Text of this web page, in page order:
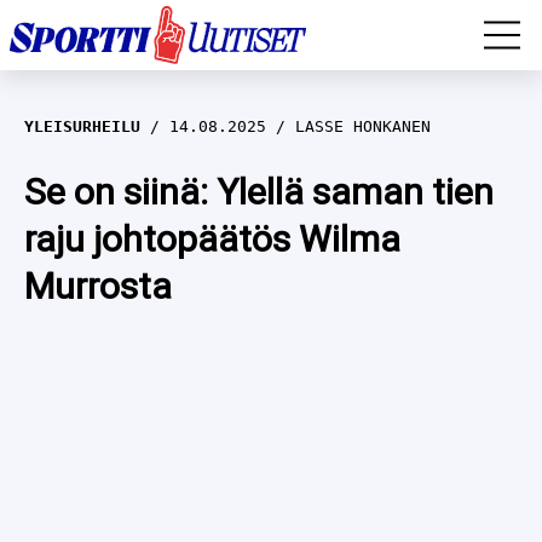
EM-YLEISURHEILU
JÄÄKIEKKO
YLEISURHEILU
WILMA HELTELÄ
TALVILAJIT
YLEISURHEILU 14.08.2025 LASSE HONKANEN
Se on siinä: Ylellä saman tien
raju johtopäätös Wilma
Murrosta